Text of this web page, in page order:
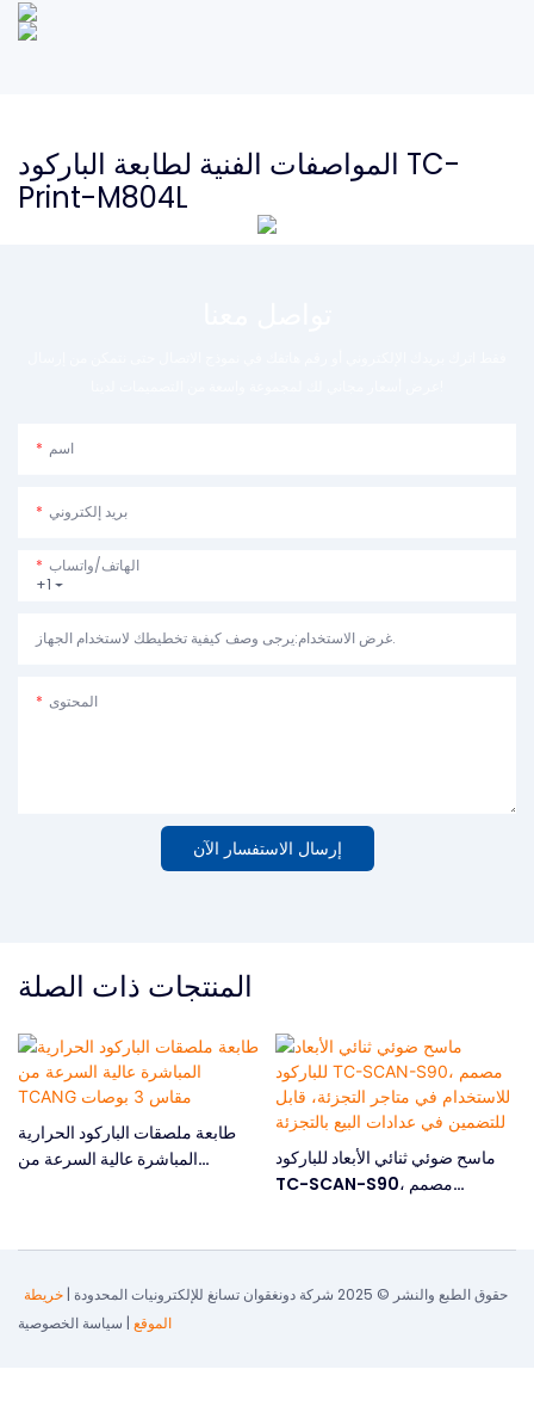
المواصفات الفنية لطابعة الباركود TC-
Print-M804L
اسم
بريد إلكتروني
+1
الهاتف/واتساب
غرض الاستخدام:يرجى وصف كيفية تخطيطك لاستخدام الجهاز.
المحتوى
إرسال الاستفسار الآن
المنتجات ذات الصلة
طابعة ملصقات الباركود الحرارية
المباشرة عالية السرعة من
ماسح ضوئي ثنائي الأبعاد للباركود
TC-SCAN-S90، مصمم
حقوق الطبع والنشر © 2025 شركة دونغقوان تسانغ للإلكترونيات المحدودة |
خريطة
الموقع | سياسة الخصوصية